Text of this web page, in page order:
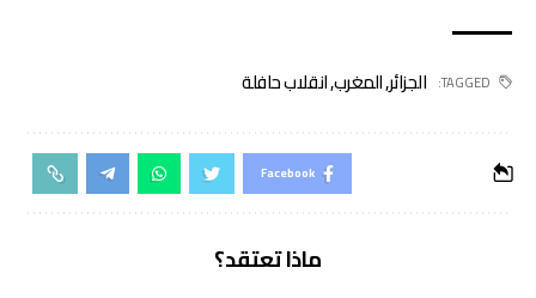
TAGGED: الجزائر,المغرب,انقلاب حافلة
Facebook
ماذا تعتقد؟